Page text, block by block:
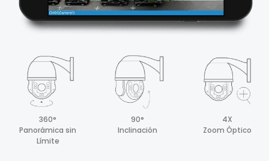
360°
Panorámica sin
Límite
90°
Inclinación
4X
Zoom Óptico